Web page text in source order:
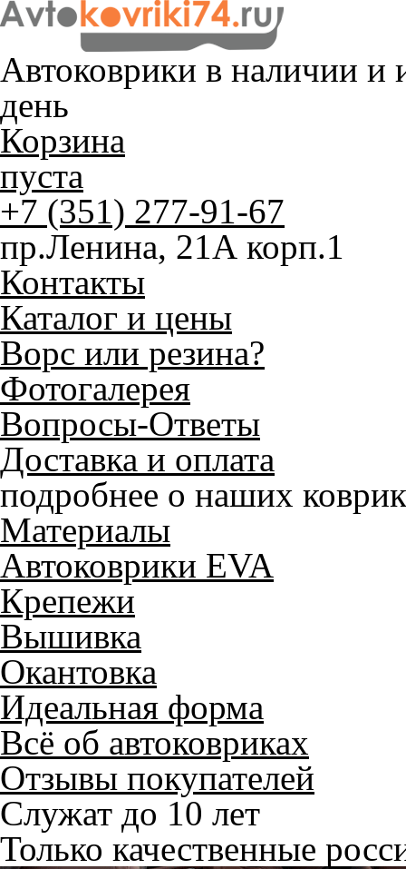
Автоковрики в наличии и
день
Корзина
пуста
+7 (351) 277-91-67
пр.Ленина, 21А корп.1
Контакты
Каталог и цены
Ворс или резина?
Фотогалерея
Вопросы-Ответы
Доставка и оплата
подробнее о наших
Материалы
Автоковрики EVA
Крепежи
Вышивка
Окантовка
Идеальная форма
Всё об автоковриках
Отзывы покупателей
Служат до 10 лет
Только качественные